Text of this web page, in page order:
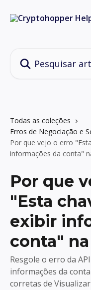
Todas as coleções
Erros de Negociação e
Por que vejo o erro
informações da conta"
Por que
"Esta
exibir
conta"
Resgole o erro da
informações da
corretas de